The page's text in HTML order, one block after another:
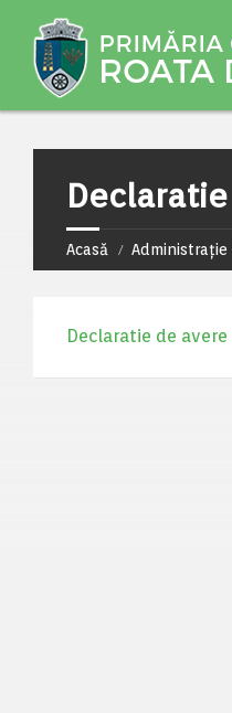
Acasă Administrație
Declaratie de